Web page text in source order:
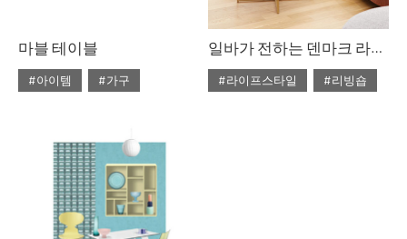
마블 테이블
#아이템
#가구
#대리석
#마블
#마블 테이블
#쇼핑
#테이블
일바가 전하는 덴마크 라이프스타일
#라이프스타일
#리빙숍